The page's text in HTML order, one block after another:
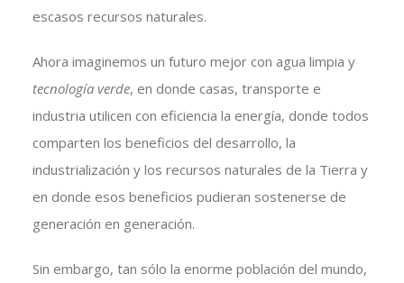
escasos recursos naturales.
Ahora imaginemos un futuro mejor con agua limpia y
tecnología verde, en donde casas, transporte e
industria utilicen con eficiencia la energía, donde todos
comparten los beneficios del desarrollo, la
industrialización y los recursos naturales de la Tierra y
en donde esos beneficios pudieran sostenerse de
generación en generación.
Sin embargo, tan sólo la enorme población del mundo,